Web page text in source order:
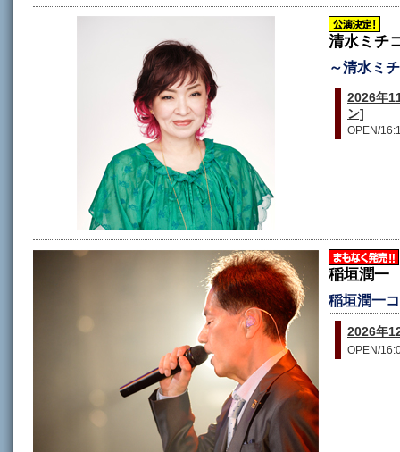
清水ミチ
～清水ミ
2026年
ン]
OPEN/
稲垣潤一
稲垣潤一
2026年
OPEN/